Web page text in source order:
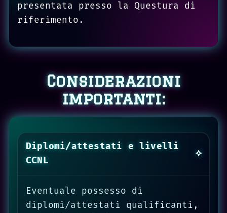
presentata presso la Questura di
riferimento.
Considerazioni
importanti:
Diplomi/attestati e livelli
CCNL
Eventuale possesso di
diplomi/attestati qualificanti,